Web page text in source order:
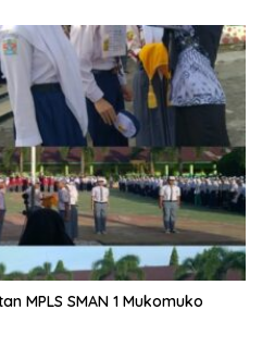
MPLS SMAN 1 Mukomuko